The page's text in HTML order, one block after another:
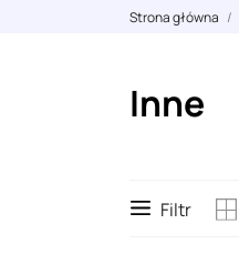
Strona główna
Inne
Filtr